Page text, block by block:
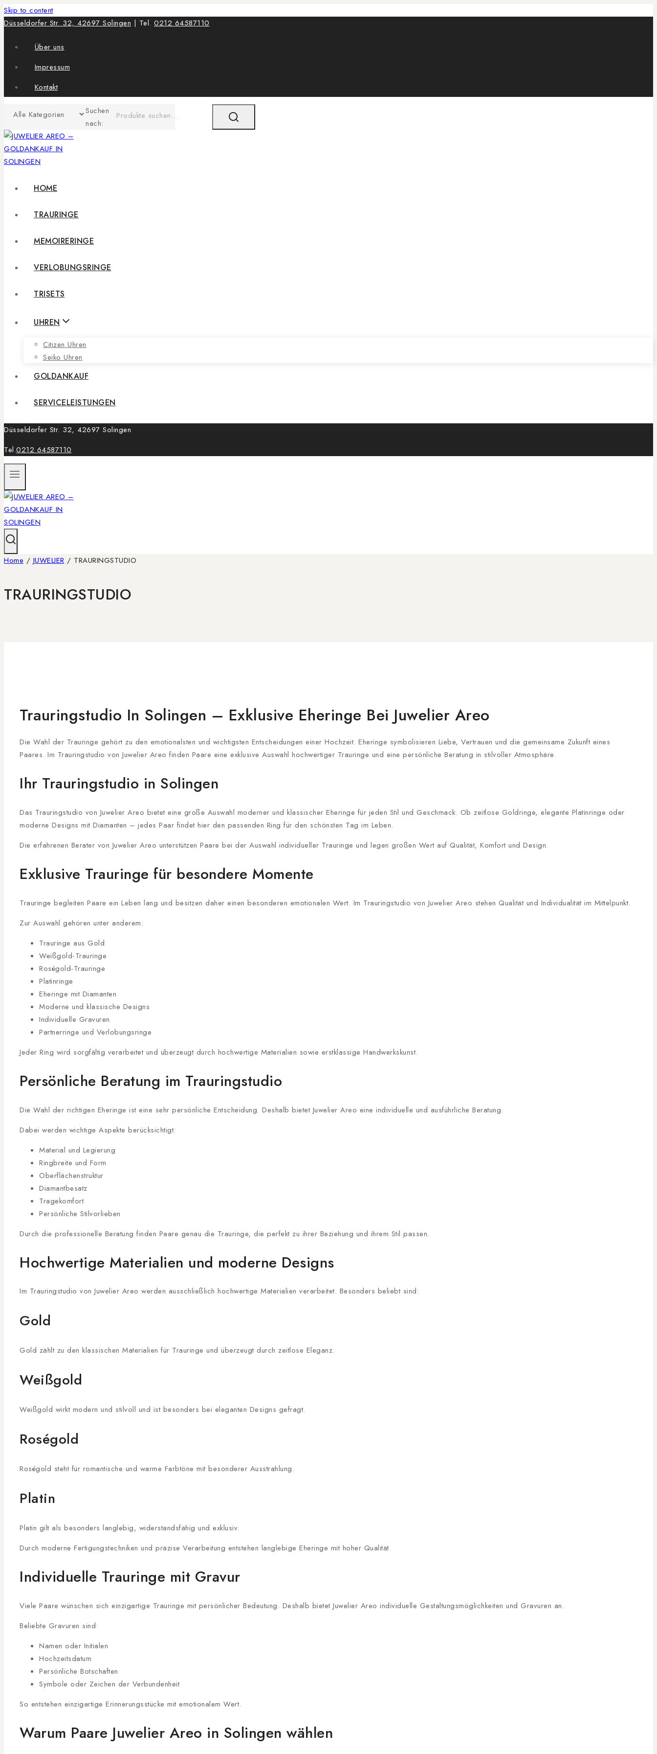
Skip to content
Düsseldorfer Str. 32, 42697 Solingen | Tel. 0212 64587110
Über uns
Impressum
Kontakt
Suchen
nach:
HOME
TRAURINGE
MEMOIRERINGE
VERLOBUNGSRINGE
TRISETS
UHREN
Citizen Uhren
Seiko Uhren
GOLDANKAUF
SERVICELEISTUNGEN
Düsseldorfer Str. 32, 42697 Solingen
Tel.0212 64587110
Home / JUWELIER / TRAURINGSTUDIO
TRAURINGSTUDIO
Trauringstudio In Solingen – Exklusive Eheringe Bei Juwelier Areo
Die Wahl der Trauringe gehört zu den emotionalsten und wichtigsten Entscheidungen einer Hochzeit. Eheringe symbolisieren Liebe, Vertrauen und die gemeinsame Zukunft eines
Paares. Im Trauringstudio von Juwelier Areo finden Paare eine exklusive Auswahl hochwertiger Trauringe und eine persönliche Beratung in stilvoller Atmosphäre.
Ihr Trauringstudio in Solingen
Das Trauringstudio von Juwelier Areo bietet eine große Auswahl moderner und klassischer Eheringe für jeden Stil und Geschmack. Ob zeitlose Goldringe, elegante Platinringe oder
moderne Designs mit Diamanten – jedes Paar findet hier den passenden Ring für den schönsten Tag im Leben.
Die erfahrenen Berater von Juwelier Areo unterstützen Paare bei der Auswahl individueller Trauringe und legen großen Wert auf Qualität, Komfort und Design.
Exklusive Trauringe für besondere Momente
Trauringe begleiten Paare ein Leben lang und besitzen daher einen besonderen emotionalen Wert. Im Trauringstudio von Juwelier Areo stehen Qualität und Individualität im Mittelpunkt.
Zur Auswahl gehören unter anderem:
Trauringe aus Gold
Weißgold-Trauringe
Roségold-Trauringe
Platinringe
Eheringe mit Diamanten
Moderne und klassische Designs
Individuelle Gravuren
Partnerringe und Verlobungsringe
Jeder Ring wird sorgfältig verarbeitet und überzeugt durch hochwertige Materialien sowie erstklassige Handwerkskunst.
Persönliche Beratung im Trauringstudio
Die Wahl der richtigen Eheringe ist eine sehr persönliche Entscheidung. Deshalb bietet Juwelier Areo eine individuelle und ausführliche Beratung.
Dabei werden wichtige Aspekte berücksichtigt:
Material und Legierung
Ringbreite und Form
Oberflächenstruktur
Diamantbesatz
Tragekomfort
Persönliche Stilvorlieben
Durch die professionelle Beratung finden Paare genau die Trauringe, die perfekt zu ihrer Beziehung und ihrem Stil passen.
Hochwertige Materialien und moderne Designs
Im Trauringstudio von Juwelier Areo werden ausschließlich hochwertige Materialien verarbeitet. Besonders beliebt sind:
Gold
Gold zählt zu den klassischen Materialien für Trauringe und überzeugt durch zeitlose Eleganz.
Weißgold
Weißgold wirkt modern und stilvoll und ist besonders bei eleganten Designs gefragt.
Roségold
Roségold steht für romantische und warme Farbtöne mit besonderer Ausstrahlung.
Platin
Platin gilt als besonders langlebig, widerstandsfähig und exklusiv.
Durch moderne Fertigungstechniken und präzise Verarbeitung entstehen langlebige Eheringe mit hoher Qualität.
Individuelle Trauringe mit Gravur
Viele Paare wünschen sich einzigartige Trauringe mit persönlicher Bedeutung. Deshalb bietet Juwelier Areo individuelle Gestaltungsmöglichkeiten und Gravuren an.
Beliebte Gravuren sind:
Namen oder Initialen
Hochzeitsdatum
Persönliche Botschaften
Symbole oder Zeichen der Verbundenheit
So entstehen einzigartige Erinnerungsstücke mit emotionalem Wert.
Warum Paare Juwelier Areo in Solingen wählen